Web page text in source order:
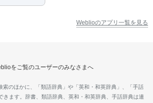
Weblioのアプリ一覧を見る
をご覧のユーザーのみなさまへ
索のほかに、「類語辞典」や「英和・和英辞典」、「手話
きます。辞書、類語辞典、英和・和英辞典、手話辞典は連